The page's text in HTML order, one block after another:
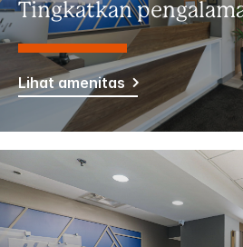
Tingkatkan
Lihat amenitas